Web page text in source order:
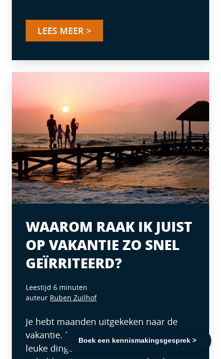
Boek een kennismakingsgesprek >
LEES MEER >
WAAROM RAAK IK JUIST
OP VAKANTIE ZO SNEL
GEÏRRITEERD?
Leestijd 6 minuten
auteur Ruben Zuilhof
Je hebt maanden uitgekeken naar de
vakantie. Eindelijk tijd om uit te rusten,
leuke dingen te doen en meer aandacht